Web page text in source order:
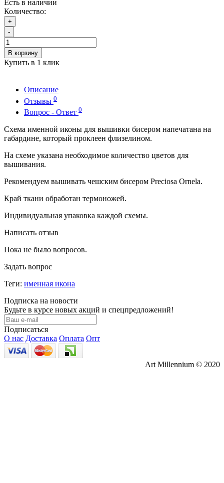
Есть в наличии
Количество:
+
-
В корзину
Купить в 1 клик
Описание
Отзывы 0
Вопрос - Ответ 0
Схема именной иконы для вышивки бисером напечатана на
габардине, который проклеен флизелином.
На схеме указана необходимое количество цветов для
вышивания.
Рекомендуем вышивать чешским бисером Preciosa Ornela.
Край ткани обработан термоножей.
Индивидуальная упаковка каждой схемы.
Написать отзыв
Пока не было вопросов.
Задать вопрос
Теги: именная икона
Подписка на новости
Будьте в курсе новых акций и спецпредложений!
Подписаться
О нас Доставка Оплата Опт
Art Millennium © 2020